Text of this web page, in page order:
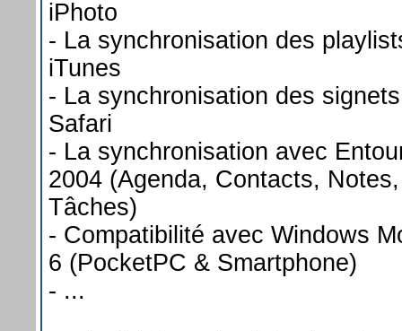
iPhoto
- La synchronisation des
iTunes
- La synchronisation des signets
Safari
- La synchronisation avec
2004 (Agenda, Contacts, Notes,
Tâches)
- Compatibilité avec Windows
6 (PocketPC & Smartphone)
- ...